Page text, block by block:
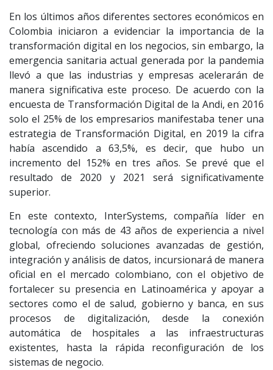
En los últimos años diferentes sectores económicos en
Colombia iniciaron a evidenciar la importancia de la
transformación digital en los negocios, sin embargo, la
emergencia sanitaria actual generada por la pandemia
llevó a que las industrias y empresas acelerarán de
manera significativa este proceso. De acuerdo con la
encuesta de Transformación Digital de la Andi, en 2016
solo el 25% de los empresarios manifestaba tener una
estrategia de Transformación Digital, en 2019 la cifra
había ascendido a 63,5%, es decir, que hubo un
incremento del 152% en tres años. Se prevé que el
resultado de 2020 y 2021 será significativamente
superior.
En este contexto, InterSystems, compañía líder en
tecnología con más de 43 años de experiencia a nivel
global, ofreciendo soluciones avanzadas de gestión,
integración y análisis de datos, incursionará de manera
oficial en el mercado colombiano, con el objetivo de
fortalecer su presencia en Latinoamérica y apoyar a
sectores como el de salud, gobierno y banca, en sus
procesos de digitalización, desde la conexión
automática de hospitales a las infraestructuras
existentes, hasta la rápida reconfiguración de los
sistemas de negocio.